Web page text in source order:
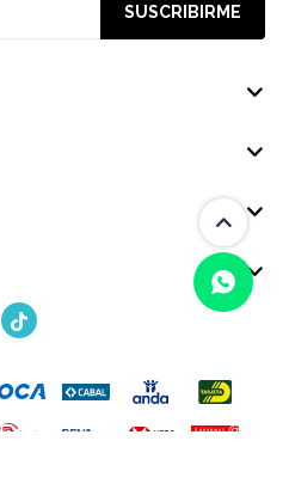
(0/4)
SUSCRIBIRME